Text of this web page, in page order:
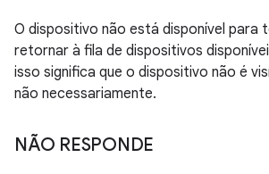
O dispositivo não está disponível para
retornar à fila de dispositivos
isso significa que o dispositivo não é
não necessariamente.
NÃO RESPONDE